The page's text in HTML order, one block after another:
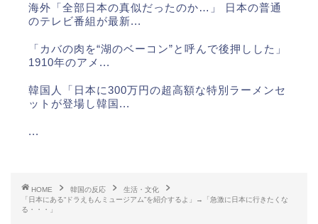
海外「全部日本の真似だったのか…」 日本の普通
のテレビ番組が最新...
「カバの肉を“湖のベーコン”と呼んで後押しした」
1910年のアメ...
韓国人「日本に300万円の超高額な特別ラーメンセ
ットが登場し韓国...
...
...
HOME 韓国の反応
生活・文化
「日本にある“ドラえもんミュージアム”を紹介するよ」→「急激に日本に行きたくな
る・・・」